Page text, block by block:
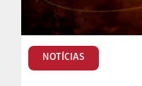
NOTÍCIAS